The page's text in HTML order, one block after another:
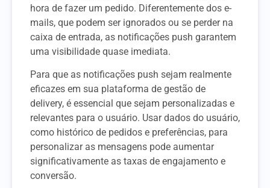
hora de fazer um pedido. Diferentemente dos e-
mails, que podem ser ignorados ou se perder na
caixa de entrada, as notificações push garantem
uma visibilidade quase imediata.
Para que as notificações push sejam realmente
eficazes em sua plataforma de gestão de
delivery, é essencial que sejam personalizadas e
relevantes para o usuário. Usar dados do usuário,
como histórico de pedidos e preferências, para
personalizar as mensagens pode aumentar
significativamente as taxas de engajamento e
conversão.